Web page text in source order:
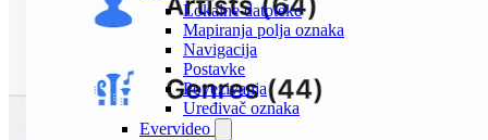
Lokalne datoteke
Mapiranja polja oznaka
Navigacija
Postavke
Povezivanja
Uređivač oznaka
Evervideo